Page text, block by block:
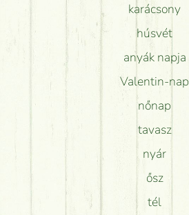
karácsony
húsvét
anyák napja
Valentin-nap
nőnap
tavasz
nyár
ősz
tél